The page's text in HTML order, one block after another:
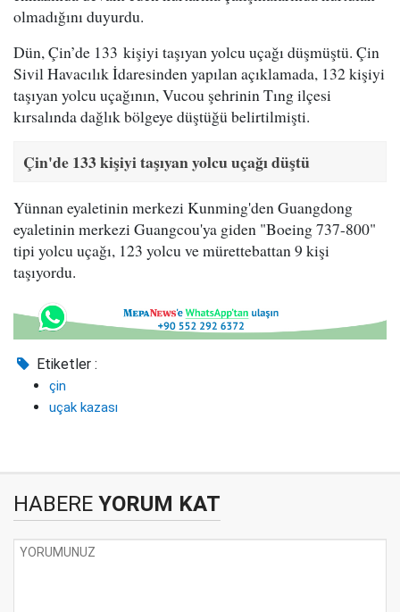
olmadığını duyurdu.
Dün, Çin’de 133 kişiyi taşıyan yolcu uçağı düşmüştü. Çin
Sivil Havacılık İdaresinden yapılan açıklamada, 132 kişiyi
taşıyan yolcu uçağının, Vucou şehrinin Tıng ilçesi
kırsalında dağlık bölgeye düştüğü belirtilmişti.
Çin'de 133 kişiyi taşıyan yolcu uçağı düştü
Yünnan eyaletinin merkezi Kunming'den Guangdong
eyaletinin merkezi Guangcou'ya giden "Boeing 737-800"
tipi yolcu uçağı, 123 yolcu ve mürettebattan 9 kişi
taşıyordu.
Etiketler :
çin
uçak kazası
HABERE YORUM KAT